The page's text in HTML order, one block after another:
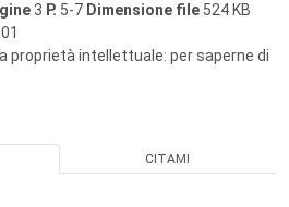
3 P. 5-7 Dimensione file 524 KB
proprietà intellettuale: per saperne di
CITAMI